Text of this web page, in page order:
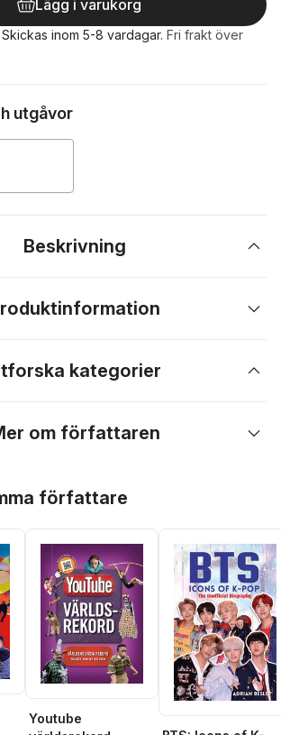
Lägg i varukorg
Skickas inom 5-8 vardagar. Fri frakt över
utgåvor
Beskrivning
kategorier
om författaren
författare
Youtube